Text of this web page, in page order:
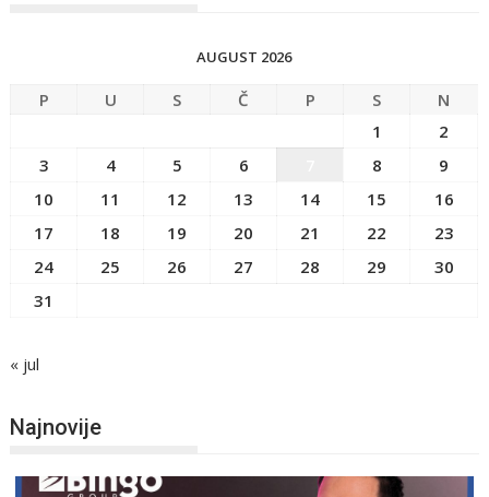
AUGUST 2026
P U S Č P S
N
1
2
3
4 5 6 8
9
10
11 12 13 14 15
16
17
18 19 20 21 22
23
24
25 26 27 28 29
30
31
« jul
Najnovije